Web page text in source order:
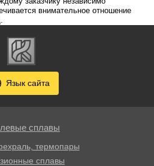
внимательное отношение
Язык сайта
сплавы
термопары
сплавы